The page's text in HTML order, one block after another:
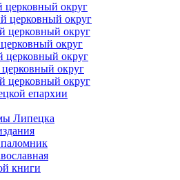
церковный округ
церковный округ
церковный округ
округ
церковный округ
округ
церковный округ
епархии
Липецка
книги